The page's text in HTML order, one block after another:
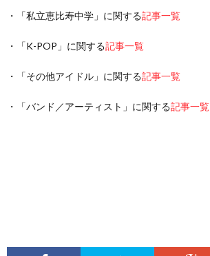
・「私立恵比寿中学」に関する記事一覧
・「K-POP」に関する記事一覧
・「その他アイドル」に関する記事一覧
・「バンド／アーティスト」に関する記事一覧